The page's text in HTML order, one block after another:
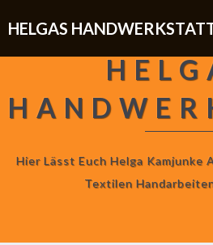
HELGAS
Hier Lässt Euch Helga Kamjunke
Textilen